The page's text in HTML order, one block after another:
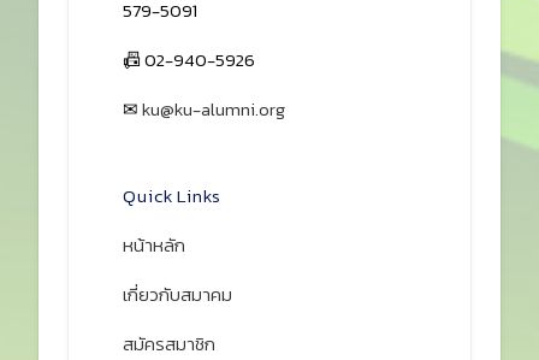
579-5091
📠 02-940-5926
✉ku@ku-alumni.org
Quick Links
หน้าหลัก
เกี่ยวกับสมาคม
สมัครสมาชิก